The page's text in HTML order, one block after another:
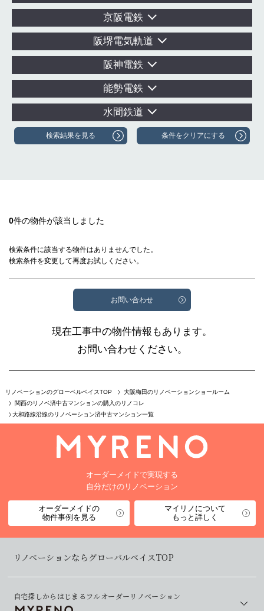
京阪電鉄
阪堺電気軌道
阪神電鉄
能勢電鉄
水間鉄道
0件の物件が該当しました
検索条件に該当する物件はありませんでした。
検索条件を変更して再度お試しください。
お問い合わせ
現在工事中の物件情報もあります。
お問い合わせください。
リノベーションのグローベルベイスTOP
大阪梅田のリノベーションショールーム
関西のリノベ済中古マンションの購入のリノコレ
大和路線沿線のリノベーション済中古マンション一覧
オーダーメイドで実現する
自分だけのリノベーション
オーダーメイドの
物件事例を見る
マイリノについて
もっと詳しく
リノベーションならグローバルベイスTOP
自宅探しからはじまるフルオーダーリノベーション